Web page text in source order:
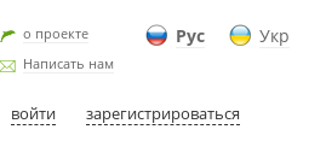
Рус Укр
о проекте
Написать нам
войти зарегистрироваться